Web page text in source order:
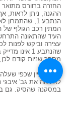
החזרה ברוורס
ההגנה, ניתן לראות,
הנתבע 1,
העיד שהתאונה
עצירה וביקש לפנות
שהנתבע 1
מספר שניות קודם
לא ראה את גב' איבגי
במסקנה שהסיק. גם